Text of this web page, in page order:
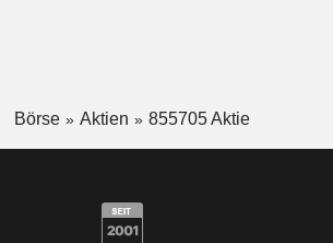
Börse Aktien 855705 Aktie